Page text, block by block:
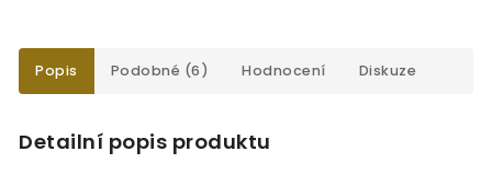
Popis Podobné (6) Hodnocení Diskuze
Detailní popis produktu